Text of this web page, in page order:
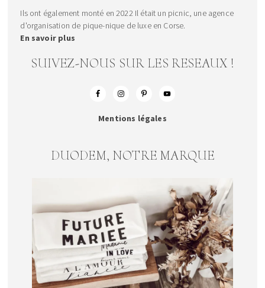
Ils ont également monté en 2022 Il était un picnic, une agence
d'organisation de pique-nique de luxe en Corse.
En savoir plus
SUIVEZ-NOUS SUR LES RESEAUX !
Mentions légales
DUODEM, NOTRE MARQUE